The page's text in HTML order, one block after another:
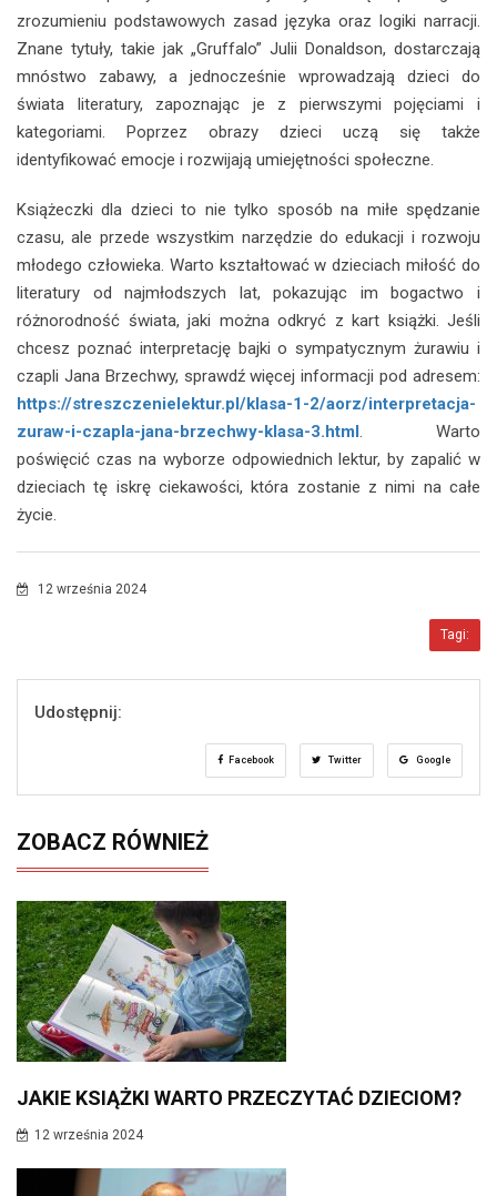
zrozumieniu podstawowych zasad języka oraz logiki narracji.
Znane tytuły, takie jak „Gruffalo” Julii Donaldson, dostarczają
mnóstwo zabawy, a jednocześnie wprowadzają dzieci do
świata literatury, zapoznając je z pierwszymi pojęciami i
kategoriami. Poprzez obrazy dzieci uczą się także
identyfikować emocje i rozwijają umiejętności społeczne.
Książeczki dla dzieci to nie tylko sposób na miłe spędzanie
czasu, ale przede wszystkim narzędzie do edukacji i rozwoju
młodego człowieka. Warto kształtować w dzieciach miłość do
literatury od najmłodszych lat, pokazując im bogactwo i
różnorodność świata, jaki można odkryć z kart książki. Jeśli
chcesz poznać interpretację bajki o sympatycznym żurawiu i
czapli Jana Brzechwy, sprawdź więcej informacji pod adresem:
https://streszczenielektur.pl/klasa-1-2/aorz/interpretacja-
zuraw-i-czapla-jana-brzechwy-klasa-3.html . Warto
poświęcić czas na wyborze odpowiednich lektur, by zapalić w
dzieciach tę iskrę ciekawości, która zostanie z nimi na całe
życie.
12 września 2024
Tagi:
Udostępnij:
Facebook Twitter Google
ZOBACZ RÓWNIEŻ
JAKIE KSIĄŻKI WARTO PRZECZYTAĆ DZIECIOM?
12 września 2024